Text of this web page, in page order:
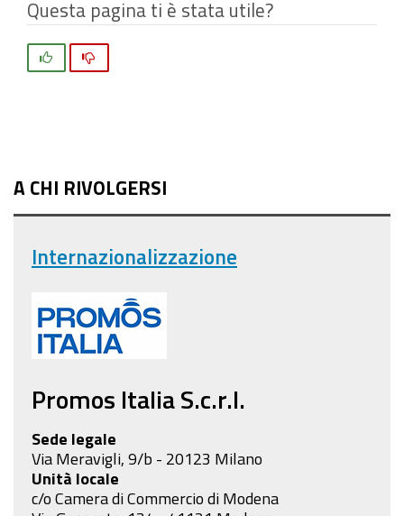
Questa pagina ti è stata utile?
A CHI RIVOLGERSI
Internazionalizzazione
Promos Italia S.c.r.l.
Sede legale
Via Meravigli, 9/b - 20123 Milano
Unità locale
c/o Camera di Commercio di Modena